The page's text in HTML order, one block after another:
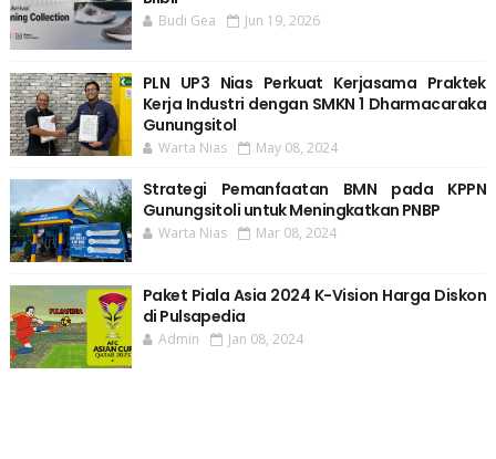
Budi Gea Jun 19, 2026
PLN UP3 Nias Perkuat Kerjasama Praktek
Kerja Industri dengan SMKN 1 Dharmacaraka
Gunungsitol
Warta Nias May 08, 2024
Strategi Pemanfaatan BMN pada KPPN
Gunungsitoli untuk Meningkatkan PNBP
Warta Nias Mar 08, 2024
Paket Piala Asia 2024 K-Vision Harga Diskon
di Pulsapedia
Admin Jan 08, 2024